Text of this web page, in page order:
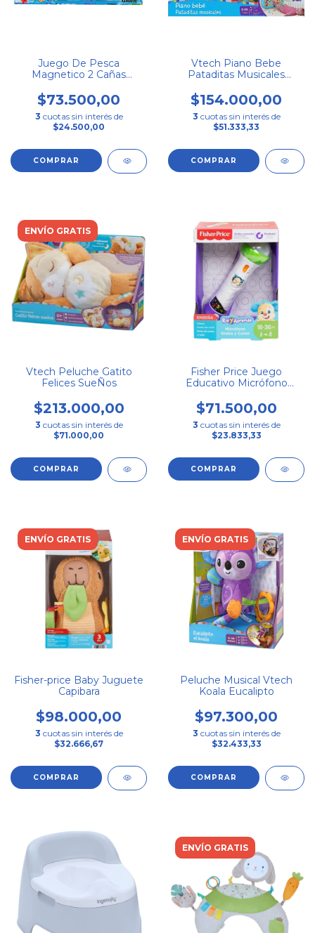
Juego De Pesca
Magnetico 2 Cañas
$73.500,00
3 cuotas sin interés de
$24.500,00
Vtech Piano Bebe
Pataditas Musicales
$154.000,00
3 cuotas sin interés de
$51.333,33
ENVÍO GRATIS
Vtech Peluche Gatito
Felices SueÑos
$213.000,00
3 cuotas sin interés de
$71.000,00
Fisher Price Juego
Educativo Micrófono
$71.500,00
3 cuotas sin interés de
$23.833,33
ENVÍO GRATIS
Fisher-price Baby Juguete
Capibara
$98.000,00
3 cuotas sin interés de
$32.666,67
ENVÍO GRATIS
Peluche Musical Vtech
Koala Eucalipto
$97.300,00
3 cuotas sin interés de
$32.433,33
ENVÍO GRATIS